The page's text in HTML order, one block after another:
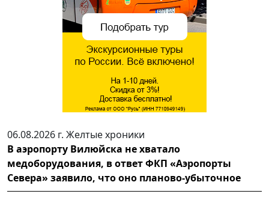
06.08.2026 г. Желтые хроники
В аэропорту Вилюйска не хватало
медоборудования, в ответ ФКП «Аэропорты
Севера» заявило, что оно планово-убыточное